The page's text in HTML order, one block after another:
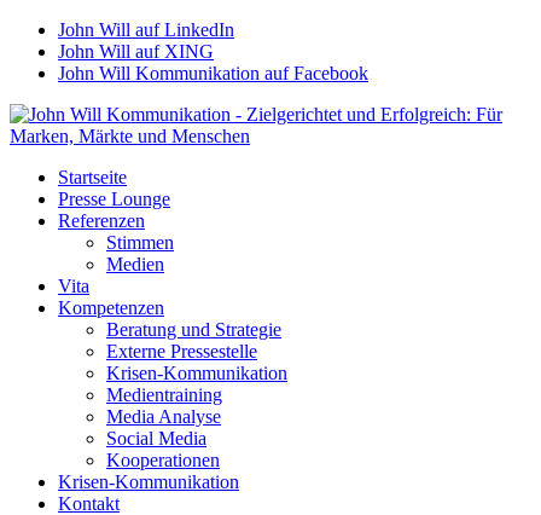
John Will auf LinkedIn
John Will auf XING
John Will Kommunikation auf Facebook
Startseite
Presse Lounge
Referenzen
Stimmen
Medien
Vita
Kompetenzen
Beratung und Strategie
Externe Pressestelle
Krisen-Kommunikation
Medientraining
Media Analyse
Social Media
Kooperationen
Krisen-Kommunikation
Kontakt